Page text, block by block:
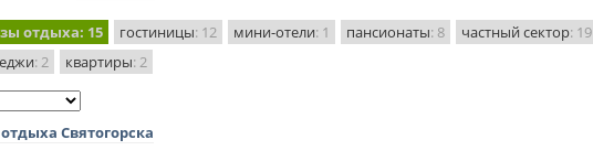
отдыха: 15 гостиницы: 12 мини-отели: 1 пансионаты: 8 частный сектор: 19
: 2 квартиры: 2
Святогорска